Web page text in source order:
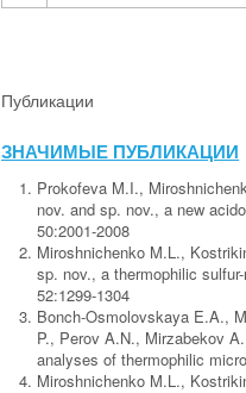
Публикации
ЗНАЧИМЫЕ ПУБЛИКАЦИИ
Prokofeva M.I.,
nov. and sp. nov., a new
50:2001-2008
Miroshnichenko M.L.,
sp. nov., a thermophilic
52:1299-1304
Bonch-Osmolovskaya E.A.,
P., Perov A.N., Mirzabekov
analyses of thermophilic
Miroshnichenko M.L.,